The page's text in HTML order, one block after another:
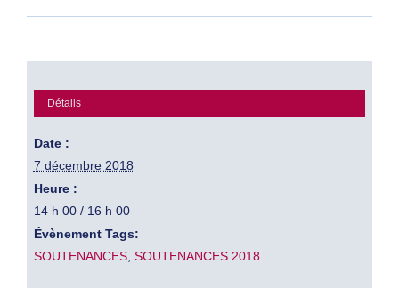
Détails
Date :
7 décembre 2018
Heure :
14 h 00 / 16 h 00
Évènement Tags:
SOUTENANCES, SOUTENANCES 2018